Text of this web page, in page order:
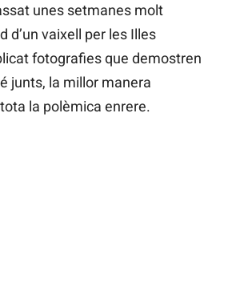
unes setmanes molt
d’un vaixell per les Illes
fotografies que demostren
junts, la millor manera
la polèmica enrere.